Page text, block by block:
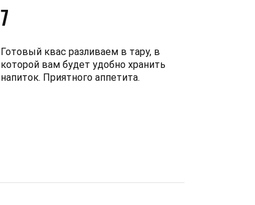
7
Готовый квас разливаем в тару, в
которой вам будет удобно хранить
напиток. Приятного аппетита.